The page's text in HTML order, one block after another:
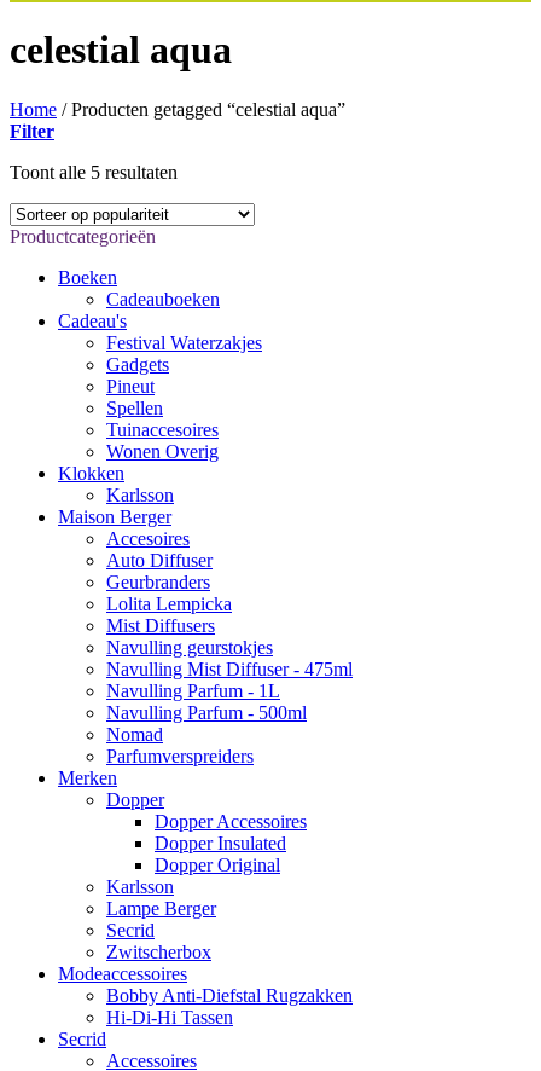
celestial aqua
Home /Producten getagged “celestial aqua”
Filter
Toont alle 5 resultaten
populariteit
Productcategorieën
Boeken
Cadeauboeken
Cadeau's
Festival Waterzakjes
Gadgets
Pineut
Spellen
Tuinaccesoires
Wonen Overig
Klokken
Karlsson
Maison Berger
Accesoires
Auto Diffuser
Geurbranders
Lolita Lempicka
Mist Diffusers
Navulling geurstokjes
Navulling Mist Diffuser - 475ml
Navulling Parfum - 1L
Navulling Parfum - 500ml
Nomad
Parfumverspreiders
Merken
Dopper
Dopper Accessoires
Dopper Insulated
Dopper Original
Karlsson
Lampe Berger
Secrid
Zwitscherbox
Modeaccessoires
Bobby Anti-Diefstal Rugzakken
Hi-Di-Hi Tassen
Secrid
Accessoires